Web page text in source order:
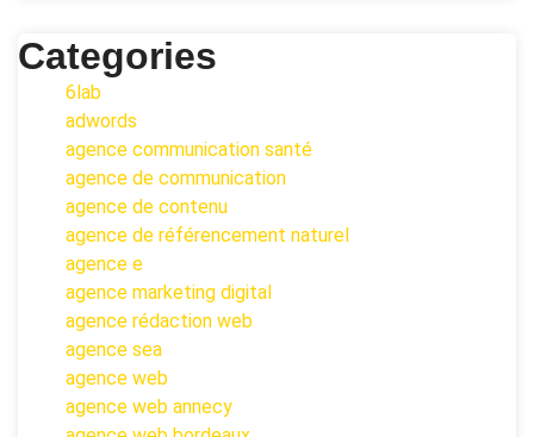
Categories
6lab
adwords
agence communication santé
agence de communication
agence de contenu
agence de référencement naturel
agence e
agence marketing digital
agence rédaction web
agence sea
agence web
agence web annecy